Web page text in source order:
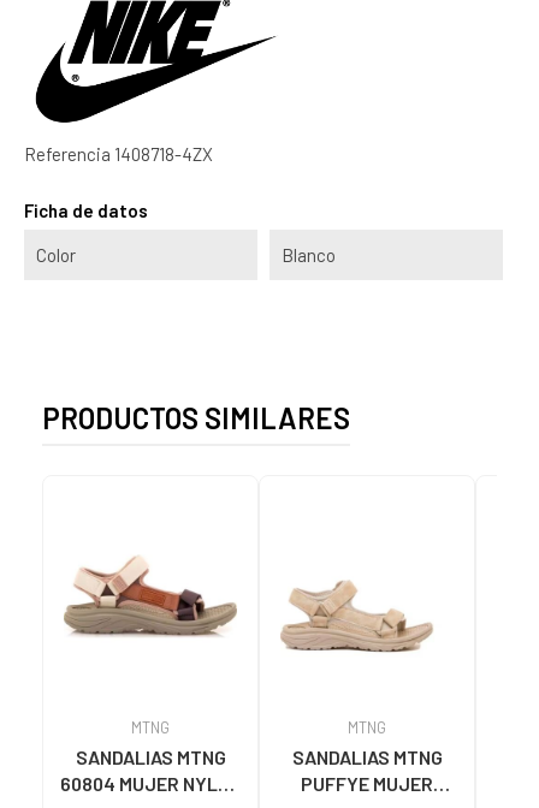
Referencia 1408718-4ZX
Ficha de datos
Color Blanco
PRODUCTOS SIMILARES
MTNG
SANDALIAS MTNG
60804 MUJER NYLON
MTNG
SANDALIAS MTNG
PUFFYE MUJER